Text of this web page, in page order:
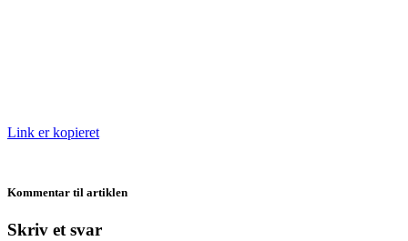
Link er kopieret
Kommentar til artiklen
Skriv et svar